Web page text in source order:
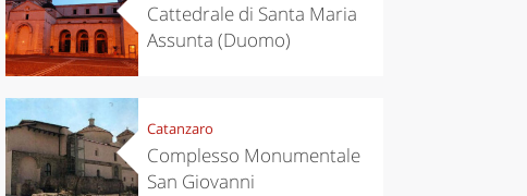
Cattedrale di Santa Maria
Assunta (Duomo)
Catanzaro
Complesso Monumentale
San Giovanni